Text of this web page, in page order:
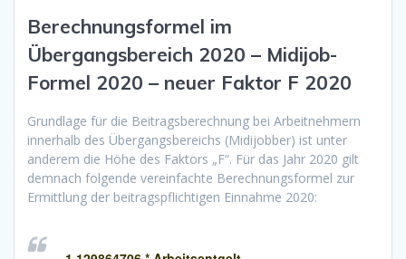
Berechnungsformel im
Übergangsbereich 2020 – Midijob-
Formel 2020 – neuer Faktor F 2020
Grundlage für die Beitragsberechnung bei Arbeitnehmern
innerhalb des Übergangsbereichs (Midijobber) ist unter
anderem die Höhe des Faktors „F“. Für das Jahr 2020 gilt
demnach folgende vereinfachte Berechnungsformel zur
Ermittlung der beitragspflichtigen Einnahme 2020: